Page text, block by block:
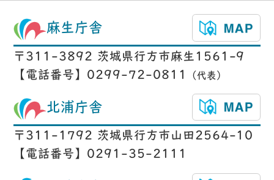
麻生庁舎
〒311-3892 茨城県行方市麻生1561-9
【電話番号】0299-72-0811
（代表）
北浦庁舎
〒311-1792 茨城県行方市山田2564-10
【電話番号】0291-35-2111